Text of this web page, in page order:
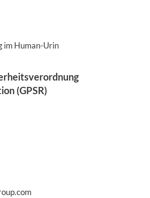
im Human-Urin
(GPSR)